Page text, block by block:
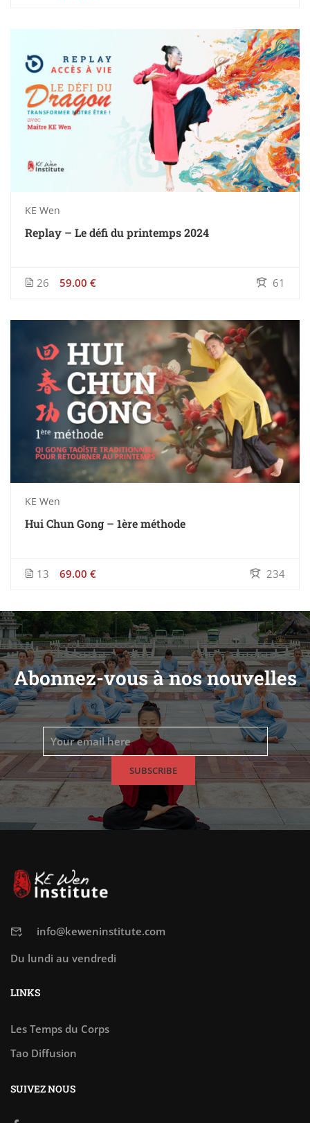
KE Wen
Replay – Le défi du printemps 2024
26 61
59.00 €
KE Wen
Hui Chun Gong – 1ère méthode
13 234
69.00 €
Abonnez-vous à nos nouvelles
info@keweninstitute.com
Du lundi au vendredi
LINKS
Les Temps du Corps
Tao Diffusion
SUIVEZ NOUS